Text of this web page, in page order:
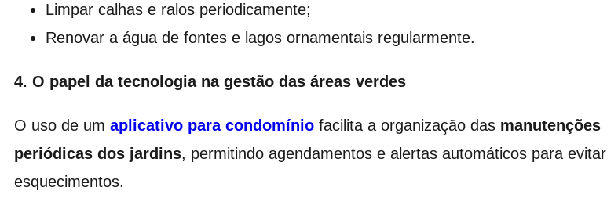
Limpar calhas e ralos periodicamente;
Renovar a água de fontes e lagos ornamentais regularmente.
4. O papel da tecnologia na gestão das áreas verdes
O uso de um aplicativo para condomínio facilita a organização das manutenções
periódicas dos jardins, permitindo agendamentos e alertas automáticos para evitar
esquecimentos.